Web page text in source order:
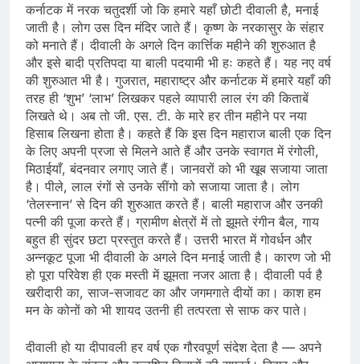
कर्नाटक में नरक चतुदर्शी जो कि हमारे यहाँ छोटी दीवाली है, मनाई
जाती है। लोग उस दिन मंदिर जाते हैं। कृष्ण के नरकासुर के संहार
को मनाते हैं। दीवाली के अगले दिन कार्त्तिक महीने की शुरुआत है
और इसे बादी प्रतिपदा या बाली पदयामी भी हः कहते हैं। यह नए वर्ष
की शुरुआत भी है। गुजरात, महाराष्ट्र और कर्नाटक में हमारे यहाँ की
तरह ही ‘शुभ’ ‘लाभ’ लिखकर पहले व्यापारी लाल रंग की किताबें
लिखते थे। अब तो जी. एस. टी. के मारे हर तीन महीने पर नया
हिसाब लिखना होता है। कहते हैं कि इस दिन महाराज बाली एक दिन
के लिए अपनी प्रजा से मिलने आते हैं और उनके स्वागत में रंगोली,
मिठाईयाँ, बंदनवार लगाए जाते हैं। जानवरों को भी खूब सजाया जाता
है। पीले, लाल रंगों से उनके सींगो को सजाया जाता है। लोग
‘तेलस्नान’ से दिन की शुरुआत करते हैं। बाली महाराज और उनकी
पत्नी की पूजा करते हैं। ग्रामीण क्षेत्रों में तो झूमते रंगीन बैल, गाय
बहुत ही सुंदर छटा प्रस्तुत करते हैं। उत्तरी भारत में गोवर्धन और
अन्नकूट पूजा भी दीवाली के अगले दिन मनाई जाती है। कारण जो भी
हो पूरा परिवेश ही एक मस्ती में झूमता नजर आता है। दीवाली पर्व है
खरीदारी का, साज-सजावट का और जगमगाते दीयों का। काश हम
मन के कोनों को भी शायद उतनी ही तत्परता से साफ कर पाते।
दीवाली हो या दीपावली हर वर्ष एक गौरवपूर्ण संदेश देता है — अपने